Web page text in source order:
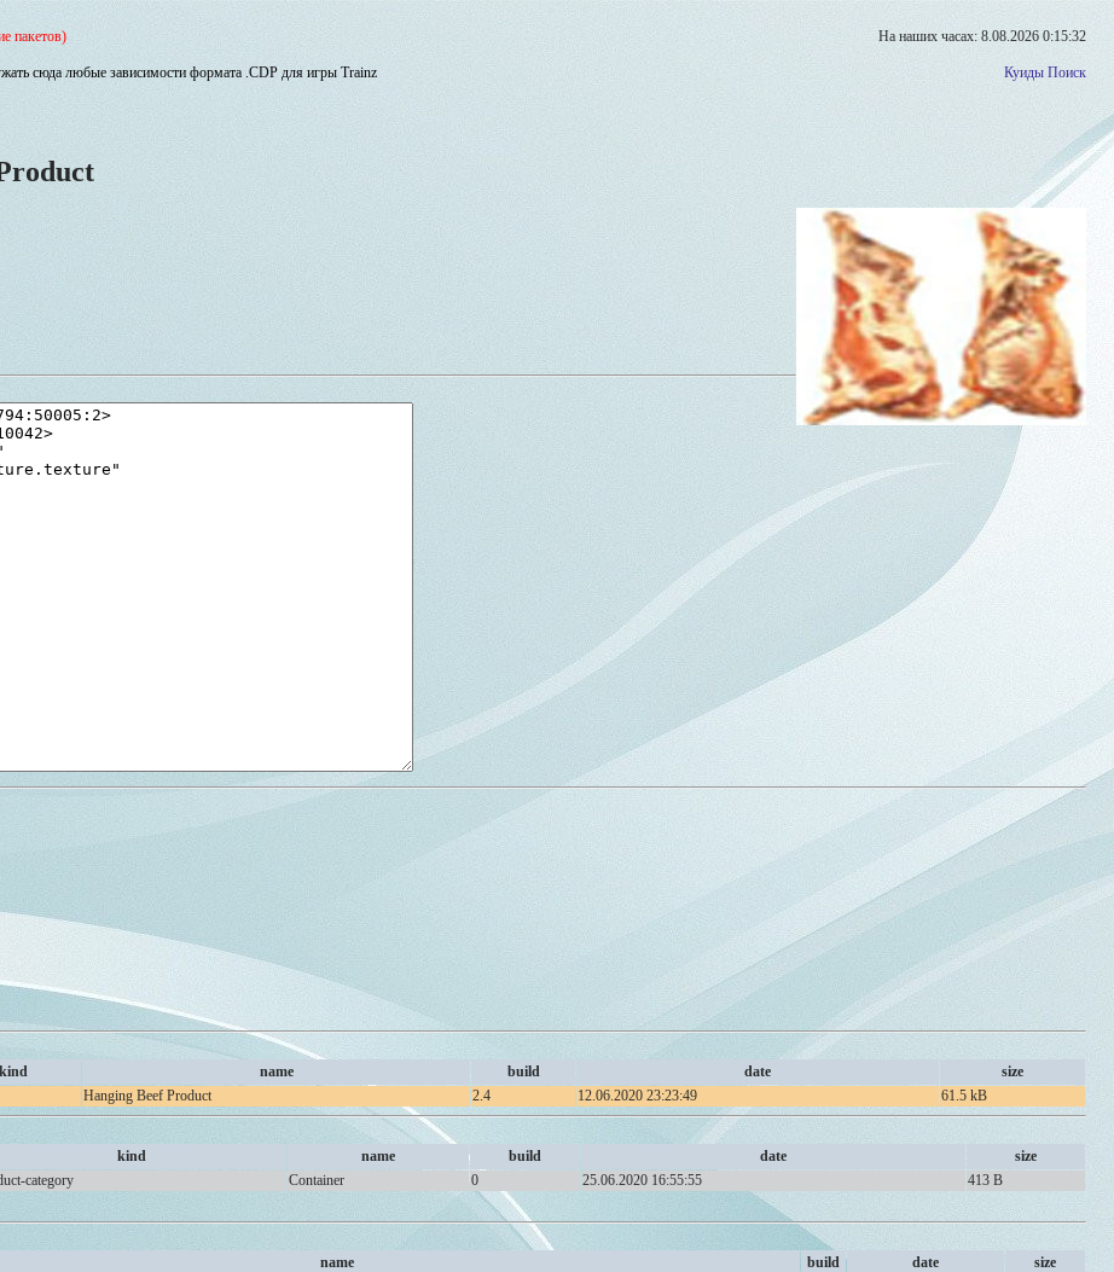
пакетов) На наших часах: 8.08.2026 0:15:32
сюда любые зависимости формата .CDP для игры Trainz Куиды Поиск
kind name build date
size
Hanging Beef Product 2.4 12.06.2020 23:23:49 61.5 kB
kind name build date
size
category Container 0 25.06.2020 16:55:55
413 B
name build date
size